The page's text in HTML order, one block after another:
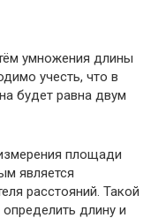
умножения длины
учесть, что в
будет равна двум
площади
является
расстояний. Такой
длину и